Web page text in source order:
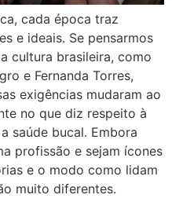
cada época traz
e ideais. Se pensarmos
cultura brasileira, como
e Fernanda Torres,
exigências mudaram ao
no que diz respeito à
saúde bucal. Embora
profissão e sejam ícones
e o modo como lidam
muito diferentes.